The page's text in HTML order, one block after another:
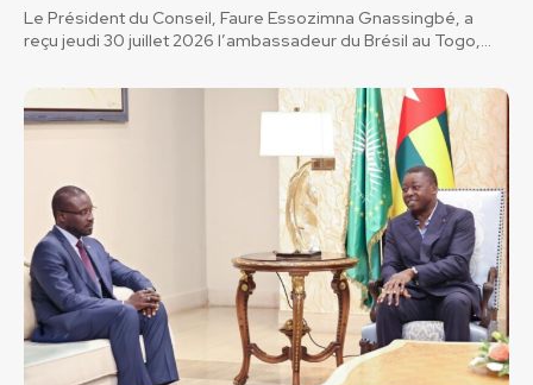
Le Président du Conseil, Faure Essozimna Gnassingbé, a
reçu jeudi 30 juillet 2026 l’ambassadeur du Brésil au Togo,...